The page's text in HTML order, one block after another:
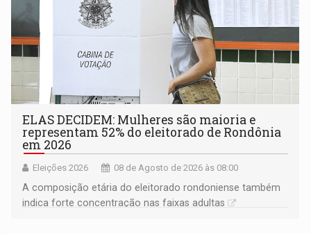
ELAS DECIDEM: Mulheres são maioria e
representam 52% do eleitorado de Rondônia
em 2026
Eleições 2026 08 de Agosto de 2026 às 08:00
A composição etária do eleitorado rondoniense também
indica forte concentração nas faixas adultas